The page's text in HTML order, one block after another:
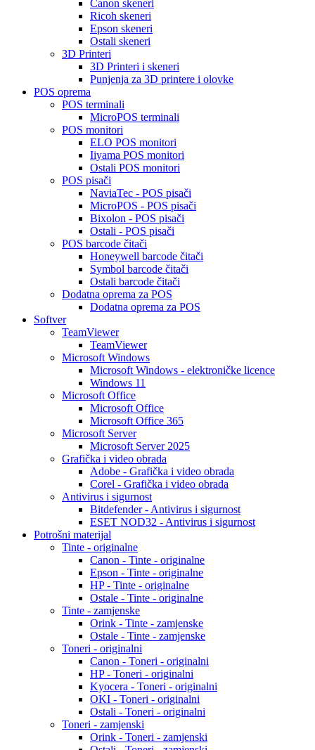
Canon skeneri
Ricoh skeneri
Epson skeneri
Ostali skeneri
3D Printeri
3D Printeri i skeneri
Punjenja za 3D printere i olovke
POS oprema
POS terminali
MicroPOS terminali
POS monitori
ELO POS monitori
Iiyama POS monitori
Ostali POS monitori
POS pisači
NaviaTec - POS pisači
MicroPOS - POS pisači
Bixolon - POS pisači
Ostali - POS pisači
POS barcode čitači
Honeywell barcode čitači
Symbol barcode čitači
Ostali barcode čitači
Dodatna oprema za POS
Dodatna oprema za POS
Softver
TeamViewer
TeamViewer
Microsoft Windows
Microsoft Windows - elektroničke licence
Windows 11
Microsoft Office
Microsoft Office
Microsoft Office 365
Microsoft Server
Microsoft Server 2025
Grafička i video obrada
Adobe - Grafička i video obrada
Corel - Grafička i video obrada
Antivirus i sigurnost
Bitdefender - Antivirus i sigurnost
ESET NOD32 - Antivirus i sigurnost
Potrošni materijal
Tinte - originalne
Canon - Tinte - originalne
Epson - Tinte - originalne
HP - Tinte - originalne
Ostale - Tinte - originalne
Tinte - zamjenske
Orink - Tinte - zamjenske
Ostale - Tinte - zamjenske
Toneri - originalni
Canon - Toneri - originalni
HP - Toneri - originalni
Kyocera - Toneri - originalni
OKI - Toneri - originalni
Ostali - Toneri - originalni
Toneri - zamjenski
Orink - Toneri - zamjenski